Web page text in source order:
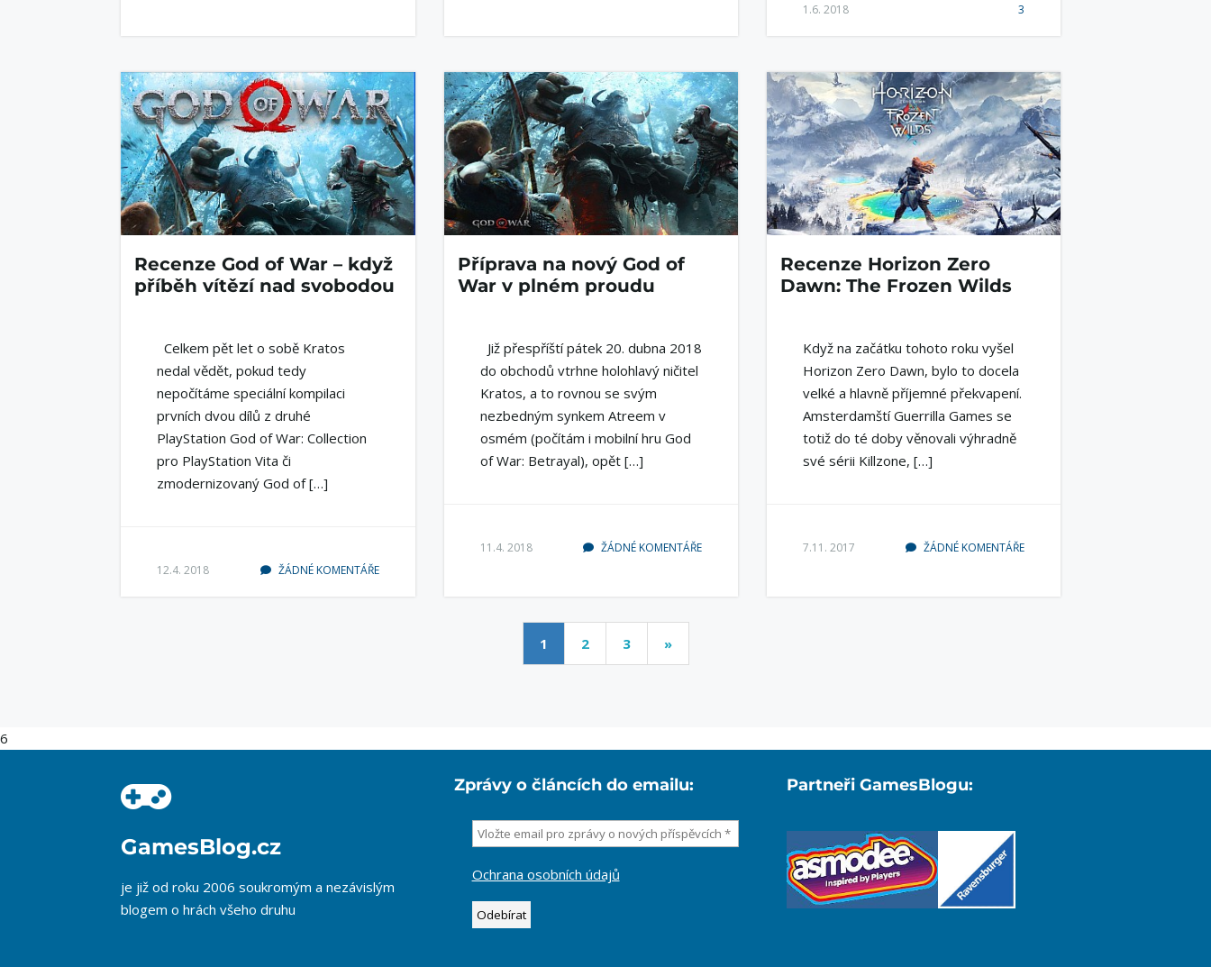
1.6. 2018 3
Recenze God of War – když
příběh vítězí nad svobodou
Celkem pět let o sobě Kratos
nedal vědět, pokud tedy
nepočítáme speciální kompilaci
prvních dvou dílů z druhé
PlayStation God of War: Collection
pro PlayStation Vita či
zmodernizovaný God of […]
12.4. 2018 ŽÁDNÉ KOMENTÁŘE
Příprava na nový God of
War v plném proudu
Již přespříští pátek 20. dubna 2018
do obchodů vtrhne holohlavý ničitel
Kratos, a to rovnou se svým
nezbedným synkem Atreem v
osmém (počítám i mobilní hru God
of War: Betrayal), opět […]
11.4. 2018 ŽÁDNÉ KOMENTÁŘE
Recenze Horizon Zero
Dawn: The Frozen Wilds
Když na začátku tohoto roku vyšel
Horizon Zero Dawn, bylo to docela
velké a hlavně příjemné překvapení.
Amsterdamští Guerrilla Games se
totiž do té doby věnovali výhradně
své sérii Killzone, […]
7.11. 2017 ŽÁDNÉ KOMENTÁŘE
1 2 3 »
6
GamesBlog.cz
je již od roku 2006 soukromým a nezávislým
blogem o hrách všeho druhu
Zprávy o článcích do emailu:
Ochrana osobních údajů
Partneři GamesBlogu: